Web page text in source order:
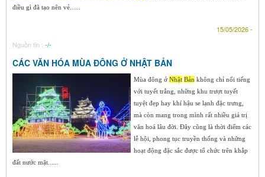
điều gì đã tạo nên vẻ......
15/05/2026 -
Nguồn tin : -/-
CÁC VĂN HÓA MÙA ĐÔNG Ở NHẬT BẢN
Mùa đông ở Nhật Bản không chỉ nổi tiếng
với tuyết trắng, những khu trượt tuyết
tuyệt đẹp hay khí hậu se lạnh đặc trưng,
mà còn mang trong mình rất nhiều giá trị
văn hoá lâu đời. Đây cũng là thời điểm các
lễ hội, phong tục truyền thống và những
hoạt động đặc sắc được tổ chức trên khắp
đất nước mặt......